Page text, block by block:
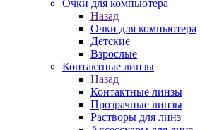
Очки для компьютера
Назад
Очки для компьютера
Детские
Взрослые
Контактные линзы
Назад
Контактные линзы
Прозрачные линзы
Растворы для линз